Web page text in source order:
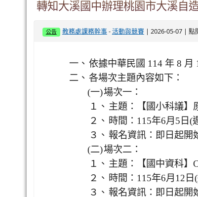
轉知大溪國中辦理桃園市大溪自
公告 教務處課務幹事- 活動與競賽| 2026-05-07 | 點
一、 依據中華民國 114 年 8 月
二、 各場次主題內容如下：
(一)場次一：
１、 主題：【國小科議】
２、 時間：115年6月5日(
３、 報名資訊：即日起開
(二)場次二：
１、 主題：【國中資科】
２、 時間：115年6月12日
３、 報名資訊：即日起開